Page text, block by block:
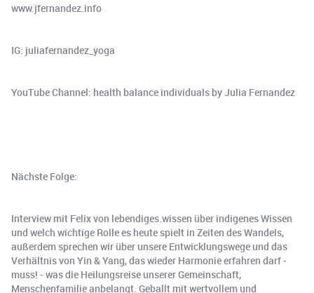
www.jfernandez.info
IG: juliafernandez_yoga
YouTube Channel: health balance individuals by Julia Fernandez
Nächste Folge:
Interview mit Felix von lebendiges.wissen über indigenes Wissen
und welch wichtige Rolle es heute spielt in Zeiten des Wandels,
außerdem sprechen wir über unsere Entwicklungswege und das
Verhältnis von Yin & Yang, das wieder Harmonie erfahren darf -
muss! - was die Heilungsreise unserer Gemeinschaft,
Menschenfamilie anbelangt. Geballt mit wertvollem und